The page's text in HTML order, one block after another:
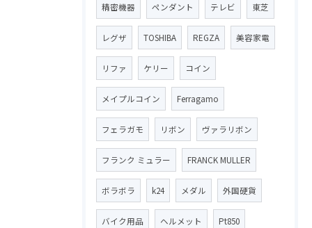
精密機器 ペンダント テレビ 東芝
レグザ TOSHIBA REGZA 美容家電
リファ ケリー コイン
メイプルコイン Ferragamo
フェラガモ リボン ヴァラリボン
フランク ミュラー FRANCK MULLER
ボラボラ k24 メダル 外国硬貨
バイク用品 ヘルメット Pt850